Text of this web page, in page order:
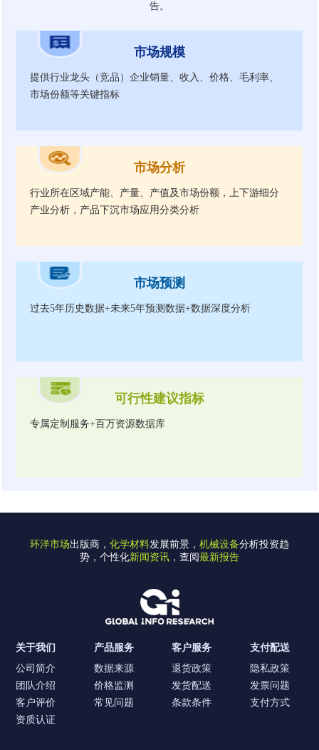
告。
市场规模
提供行业龙头（竞品）企业销量、收入、价格、毛利率、
市场份额等关键指标
市场分析
行业所在区域产能、产量、产值及市场份额，上下游细分
产业分析，产品下沉市场应用分类分析
市场预测
过去5年历史数据+未来5年预测数据+数据深度分析
可行性建议指标
专属定制服务+百万资源数据库
环洋市场出版商， 化学材料发展前景， 机械设备分析投资趋
势，个性化新闻资讯 ，查阅最新报告
关于我们
公司简介
团队介绍
客户评价
资质认证
产品服务
数据来源
价格监测
常见问题
客户服务
退货政策
发货配送
条款条件
支付配送
隐私政策
发票问题
支付方式